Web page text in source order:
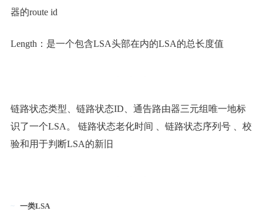
器的route id
Length：是一个包含LSA头部在内的LSA的总长度值
链路状态类型、链路状态ID、通告路由器三元组唯一地标
识了一个LSA。 链路状态老化时间 、链路状态序列号 、校
验和用于判断LSA的新旧
一类LSA